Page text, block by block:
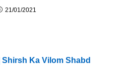
21/01/2021
| Shirsh Ka Vilom Shabd